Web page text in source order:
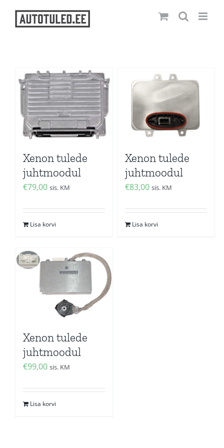
Xenon tulede
juhtmoodul
€79,00 sis. KM
Lisa korvi
Xenon tulede
juhtmoodul
€83,00 sis. KM
Lisa korvi
Xenon tulede
juhtmoodul
€99,00 sis. KM
Lisa korvi